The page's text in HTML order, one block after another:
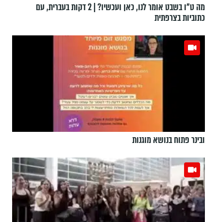
מה ט"ו בשבט אומר לנו, כאן ועכשיו? | 2 דקות בעברית, עם
כתוביות בצרפתית
ובינר פתוח בנושא מוגנות